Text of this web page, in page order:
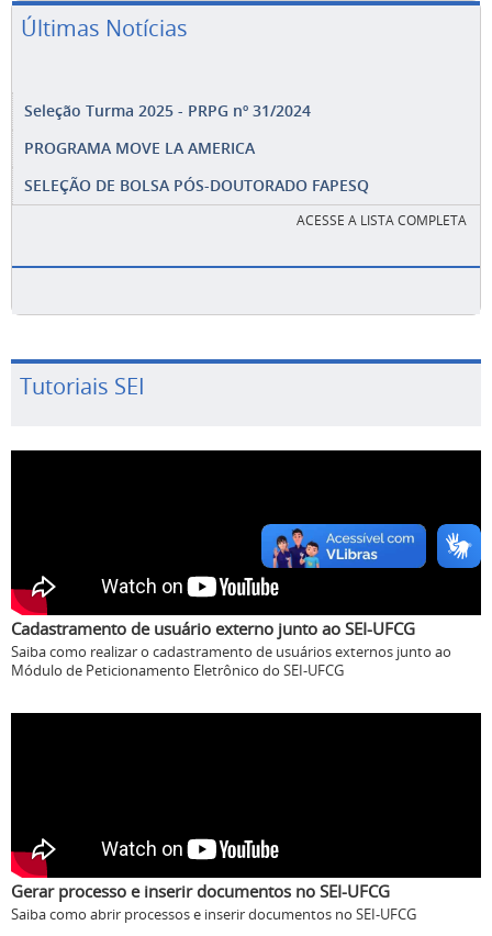
Últimas Notícias
Seleção Turma 2025 - PRPG nº 31/2024
PROGRAMA MOVE LA AMERICA
SELEÇÃO DE BOLSA PÓS-DOUTORADO FAPESQ
ACESSE A LISTA COMPLETA
Tutoriais SEI
Cadastramento de usuário externo junto ao SEI-UFCG
Saiba como realizar o cadastramento de usuários externos junto ao
Módulo de Peticionamento Eletrônico do SEI-UFCG
Gerar processo e inserir documentos no SEI-UFCG
Saiba como abrir processos e inserir documentos no SEI-UFCG